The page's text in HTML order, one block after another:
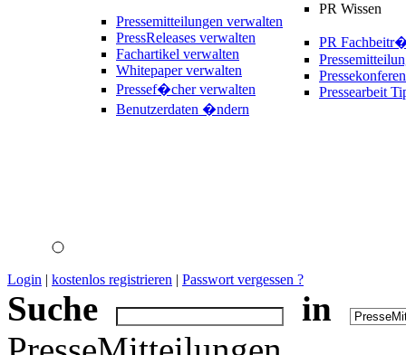
Pressemitteilungen verwalten
PressReleases verwalten
Fachartikel verwalten
Whitepaper verwalten
Pressef�cher verwalten
Benutzerdaten �ndern
PR Wissen
PR
Pressearbeit
Login | kostenlos registrieren | Passwort vergessen ?
Suche
in